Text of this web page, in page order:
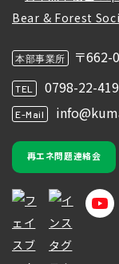
本部事業所 〒
TEL 0798-22-
E-Mail
再エネ問題連絡会